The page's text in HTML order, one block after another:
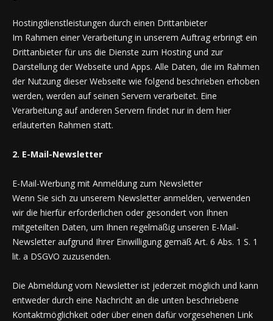
Hostingdienstleistungen durch einen Drittanbieter
Im Rahmen einer Verarbeitung in unserem Auftrag erbringt ein
Drittanbieter für uns die Dienste zum Hosting und zur
Darstellung der Webseite und Apps. Alle Daten, die im Rahmen
der Nutzung dieser Webseite wie folgend beschrieben erhoben
werden, werden auf seinen Servern verarbeitet. Eine
Verarbeitung auf anderen Servern findet nur in dem hier
erläuterten Rahmen statt.
2. E-Mail-Newsletter
E-Mail-Werbung mit Anmeldung zum Newsletter
Wenn Sie sich zu unserem Newsletter anmelden, verwenden
wir die hierfür erforderlichen oder gesondert von Ihnen
mitgeteilten Daten, um Ihnen regelmäßig unseren E-Mail-
Newsletter aufgrund Ihrer Einwilligung gemäß Art. 6 Abs. 1 S. 1
lit. a DSGVO zuzusenden.
Die Abmeldung vom Newsletter ist jederzeit möglich und kann
entweder durch eine Nachricht an die unten beschriebene
Kontaktmöglichkeit oder über einen dafür vorgesehenen Link